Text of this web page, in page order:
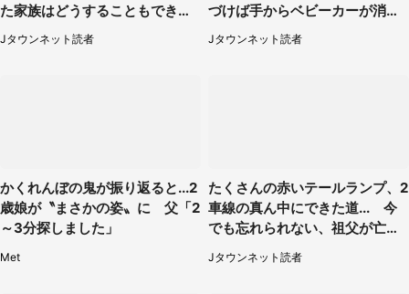
た家族はどうすることもできな
くて...（埼玉県・50代女性）
Jタウンネット読者
づけば手からベビーカーが消え
ていて（神奈川県・60代女性）
Jタウンネット読者
かくれんぼの鬼が振り返ると...2
歳娘が〝まさかの姿〟に 父「2
～3分探しました」
Met
たくさんの赤いテールランプ、2
車線の真ん中にできた道... 今
でも忘れられない、祖父が亡く
なった夜に見た光景（30代女
性）
Jタウンネット読者